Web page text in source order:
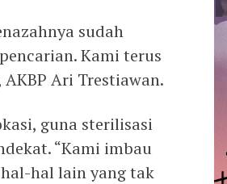
sudah
Kami terus
Ari Trestiawan.
guna sterilisasi
“Kami imbau
hal lain yang tak